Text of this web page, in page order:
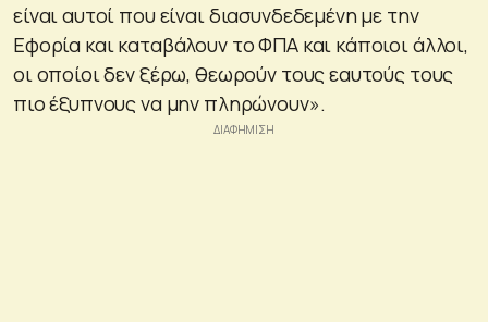
είναι αυτοί που είναι διασυνδεδεμένη με την
Εφορία και καταβάλουν το ΦΠΑ και κάποιοι άλλοι,
οι οποίοι δεν ξέρω, θεωρούν τους εαυτούς τους
πιο έξυπνους να μην πληρώνουν».